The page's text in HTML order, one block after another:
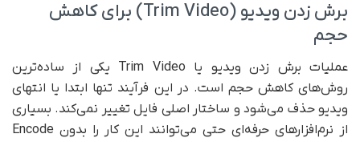
برش زدن ویدیو (Trim Video) برای کاهش
حجم
عملیات برش زدن ویدیو یا Trim Video یکی از ساده‌ترین
روش‌های کاهش حجم است. در این فرآیند تنها ابتدا یا انتهای
ویدیو حذف می‌شود و ساختار اصلی فایل تغییر نمی‌کند. بسیاری
از نرم‌افزارهای حرفه‌ای حتی می‌توانند این کار را بدون Encode